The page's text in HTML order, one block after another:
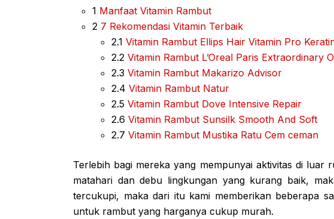
1 Manfaat Vitamin Rambut
2 7 Rekomendasi Vitamin Terbaik
2.1 Vitamin Rambut Ellips Hair Vitamin Pro
2.2 Vitamin Rambut L’Oreal Paris Extraordinary
2.3 Vitamin Rambut Makarizo Advisor
2.4 Vitamin Rambut Natur
2.5 Vitamin Rambut Dove Intensive Repair
2.6 Vitamin Rambut Sunsilk Smooth And Soft
2.7 Vitamin Rambut Mustika Ratu Cem ceman
Terlebih bagi mereka yang mempunyai aktivitas di luar
matahari dan debu lingkungan yang kurang baik,
tercukupi, maka dari itu kami memberikan beberapa
untuk rambut yang harganya cukup murah.